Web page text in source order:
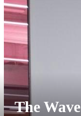
The Wave